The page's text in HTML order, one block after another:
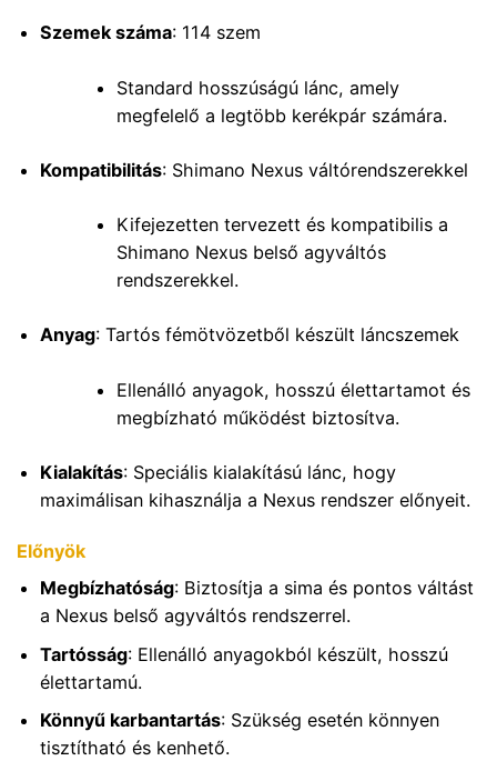
Szemek száma: 114 szem
Standard hosszúságú lánc, amely
megfelelő a legtöbb kerékpár számára.
Kompatibilitás: Shimano Nexus váltórendszerekkel
Kifejezetten tervezett és kompatibilis a
Shimano Nexus belső agyváltós
rendszerekkel.
Anyag: Tartós fémötvözetből készült láncszemek
Ellenálló anyagok, hosszú élettartamot és
megbízható működést biztosítva.
Kialakítás: Speciális kialakítású lánc, hogy
maximálisan kihasználja a Nexus rendszer előnyeit.
Előnyök
Megbízhatóság: Biztosítja a sima és pontos váltást
a Nexus belső agyváltós rendszerrel.
Tartósság: Ellenálló anyagokból készült, hosszú
élettartamú.
Könnyű karbantartás: Szükség esetén könnyen
tisztítható és kenhető.